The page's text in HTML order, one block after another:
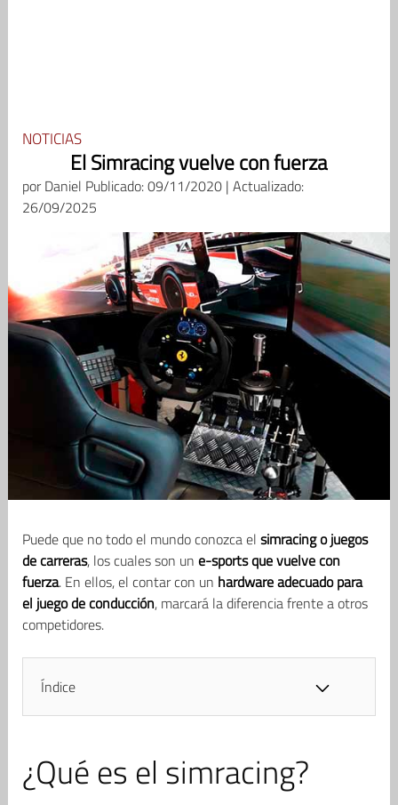
NOTICIAS
El Simracing vuelve con fuerza
porDaniel Publicado: 09/11/2020 | Actualizado:
26/09/2025
Puede que no todo el mundo conozca el simracing o juegos
de carreras, los cuales son un e-sports que vuelve con
fuerza. En ellos, el contar con un hardware adecuado para
el juego de conducción, marcará la diferencia frente a otros
competidores.
Índice
¿Qué es el simracing?